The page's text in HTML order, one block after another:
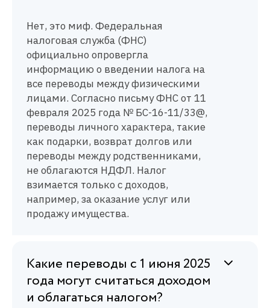
Нет, это миф. Федеральная
налоговая служба (ФНС)
официально опровергла
информацию о введении налога на
все переводы между физическими
лицами. Согласно письму ФНС от 11
февраля 2025 года № БС-16-11/33@,
переводы личного характера, такие
как подарки, возврат долгов или
переводы между родственниками,
не облагаются НДФЛ. Налог
взимается только с доходов,
например, за оказание услуг или
продажу имущества.
Какие переводы с 1 июня 2025
года могут считаться доходом
и облагаться налогом?